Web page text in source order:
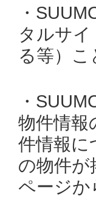
・
タルサ
る等）
・
物件情報
件情報に
の物件
ページか